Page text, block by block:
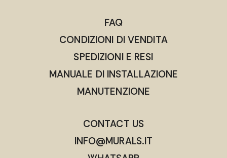
FAQ
CONDIZIONI DI VENDITA
SPEDIZIONI E RESI
MANUALE DI INSTALLAZIONE
MANUTENZIONE
CONTACT US
INFO@MURALS.IT